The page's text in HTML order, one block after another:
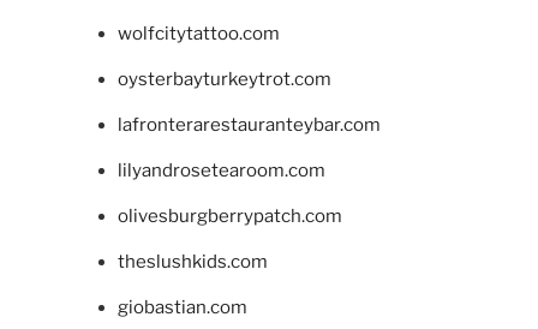
wolfcitytattoo.com
oysterbayturkeytrot.com
lafronterarestauranteybar.com
lilyandrosetearoom.com
olivesburgberrypatch.com
theslushkids.com
giobastian.com